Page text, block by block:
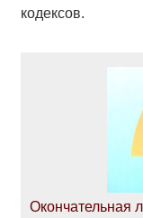
кодексов.
Окончательная